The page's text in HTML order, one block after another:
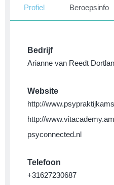
Profiel Beroepsinfo
Bedrijf
Arianne van Reedt
Website
http://
http://
psyconnected.nl
Telefoon
+31627230687